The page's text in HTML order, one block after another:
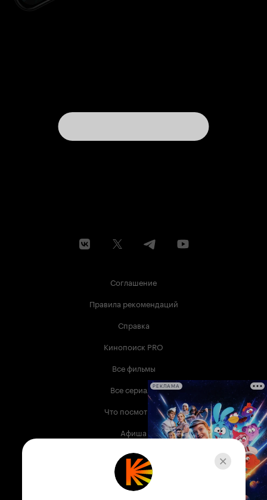
Соглашение
Правила рекомендаций
Справка
Кинопоиск PRO
Все фильмы
Все сериалы
Что посмотреть
Афиша
Музыка
Телепрограмма
РЕКЛАМА